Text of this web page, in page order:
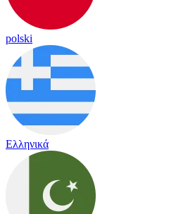
polski
Ελληνικά